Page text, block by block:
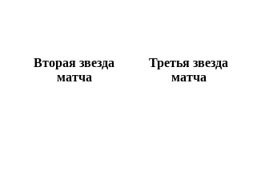
Вторая звезда
матча
Третья звезда
матча